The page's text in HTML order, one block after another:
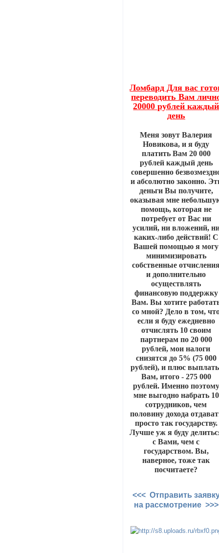
Ломбард Для вас
переводить Вам
20000 рублей каждый
день
Меня зовут Валерия
Новикова, и я буду
платить Вам 20 000
рублей каждый день
совершенно
и абсолютно законно.
деньги Вы получите,
оказывая мне
помощь, которая не
потребует от Вас ни
усилий, ни вложений,
каких-либо действий! С
Вашей помощью я могу
минимизировать
собственные
и дополнительно
осуществлять
финансовую поддержку
Вам. Вы хотите
со мной? Дело в том,
если я буду ежедневно
отчислять 10 своим
партнерам по 20 000
рублей, мои налоги
снизятся до 5% (75 000
рублей), и плюс
Вам, итого - 275 000
рублей. Именно поэтому
мне выгодно набрать 10
сотрудников, чем
половину дохода
просто так государству.
Лучше уж я буду
с Вами, чем с
государством. Вы,
наверное, тоже так
посчитаете?
<<< Отправить
на рассмотрение >>>